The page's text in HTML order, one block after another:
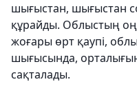
шығыстан, шығыстан
құрайды. Облыстың
жоғары өрт қаупі,
шығысында,
сақталады.